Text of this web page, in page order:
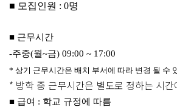
■ 모집인원 : 0명
■ 근무시간
-주중(월~금) 09:00 ~ 17:00
* 상기 근무시간은 배치 부서에 따라 변경 될 수
* 방학 중 근무시간은 별도로 정하는 시간
■ 급여 : 학교 규정에 따름